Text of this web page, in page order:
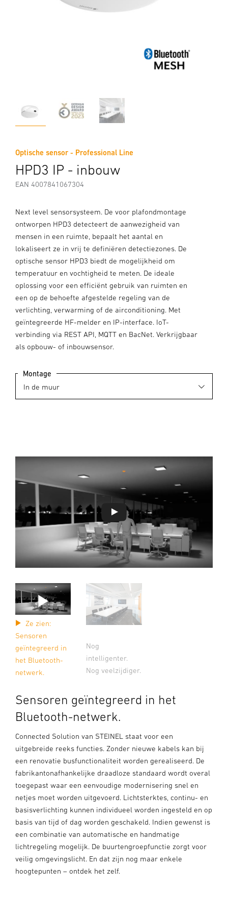
Optische sensor - Professional Line
HPD3 IP - inbouw
EAN 4007841067304
Next level sensorsysteem. De voor plafondmontage
ontworpen HPD3 detecteert de aanwezigheid van
mensen in een ruimte, bepaalt het aantal en
lokaliseert ze in vrij te definiëren detectiezones. De
optische sensor HPD3 biedt de mogelijkheid om
temperatuur en vochtigheid te meten. De ideale
oplossing voor een efficiënt gebruik van ruimten en
een op de behoefte afgestelde regeling van de
verlichting, verwarming of de airconditioning. Met
geïntegreerde HF-melder en IP-interface. IoT-
verbinding via REST API, MQTT en BacNet. Verkrijgbaar
als opbouw- of inbouwsensor.
Montage
Ze zien:
Sensoren
geïntegreerd in
het Bluetooth-
netwerk.
Nog
intelligenter.
Nog veelzijdiger.
Sensoren geïntegreerd in het
Bluetooth-netwerk.
Connected Solution van STEINEL staat voor een
uitgebreide reeks functies. Zonder nieuwe kabels kan bij
een renovatie busfunctionaliteit worden gerealiseerd. De
fabrikantonafhankelijke draadloze standaard wordt overal
toegepast waar een eenvoudige modernisering snel en
netjes moet worden uitgevoerd. Lichtsterktes, continu- en
basisverlichting kunnen individueel worden ingesteld en op
basis van tijd of dag worden geschakeld. Indien gewenst is
een combinatie van automatische en handmatige
lichtregeling mogelijk. De buurtengroepfunctie zorgt voor
veilig omgevingslicht. En dat zijn nog maar enkele
hoogtepunten – ontdek het zelf.